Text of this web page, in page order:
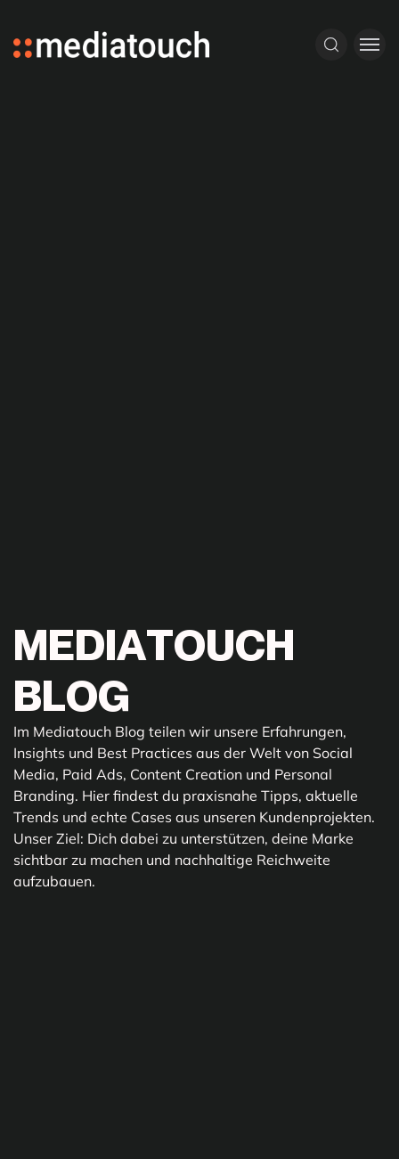
MEDIATOUCH
BLOG
Im Mediatouch Blog teilen wir unsere Erfahrungen,
Insights und Best Practices aus der Welt von Social
Media, Paid Ads, Content Creation und Personal
Branding. Hier findest du praxisnahe Tipps, aktuelle
Trends und echte Cases aus unseren Kundenprojekten.
Unser Ziel: Dich dabei zu unterstützen, deine Marke
sichtbar zu machen und nachhaltige Reichweite
aufzubauen.